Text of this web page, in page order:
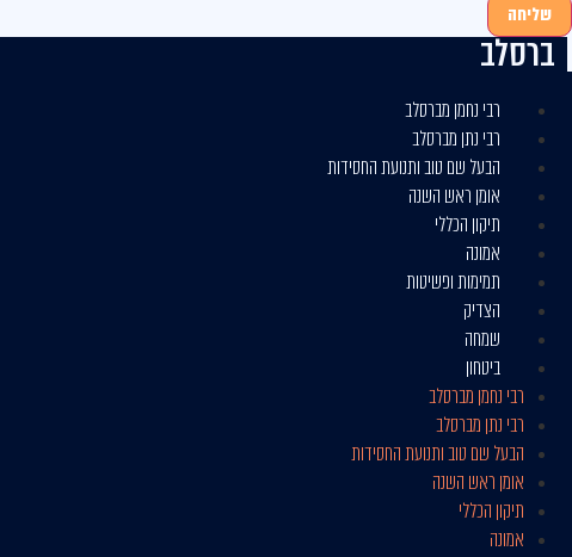
שליחה
ברסלב
רבי נחמן מברסלב
רבי נתן מברסלב
הבעל שם טוב ותנועת החסידות
אומן ראש השנה
תיקון הכללי
אמונה
תמימות ופשיטות
הצדיק
שמחה
ביטחון
רבי נחמן מברסלב
רבי נתן מברסלב
הבעל שם טוב ותנועת החסידות
אומן ראש השנה
תיקון הכללי
אמונה